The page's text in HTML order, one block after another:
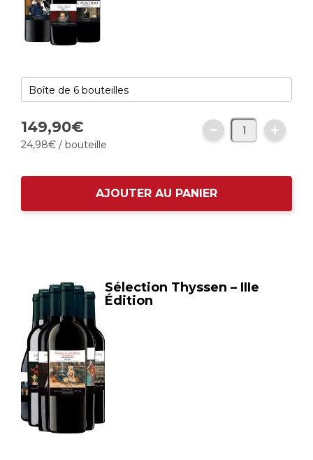
149,90€
24,98€ / bouteille
AJOUTER AU PANIER
Sélection Thyssen – IIIe
Édition